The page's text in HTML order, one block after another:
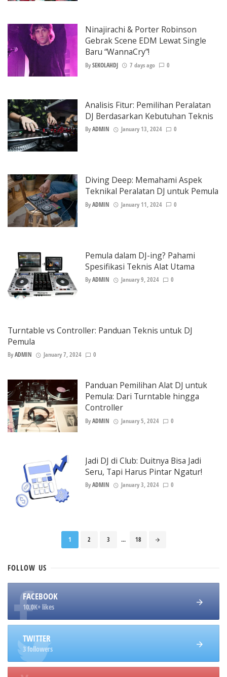
Ninajirachi & Porter Robinson
Gebrak Scene EDM Lewat Single
Baru “WannaCry”!
BySEKOLAHDJ 7 days ago 0
Analisis Fitur: Pemilihan Peralatan
DJ Berdasarkan Kebutuhan Teknis
ByADMIN January 13, 2024 0
Diving Deep: Memahami Aspek
Teknikal Peralatan DJ untuk Pemula
ByADMIN January 11, 2024 0
Pemula dalam DJ-ing? Pahami
Spesifikasi Teknis Alat Utama
ByADMIN January 9, 2024 0
Turntable vs Controller: Panduan Teknis untuk DJ
Pemula
ByADMIN January 7, 2024 0
Panduan Pemilihan Alat DJ untuk
Pemula: Dari Turntable hingga
Controller
ByADMIN January 5, 2024 0
Jadi DJ di Club: Duitnya Bisa Jadi
Seru, Tapi Harus Pintar Ngatur!
ByADMIN January 3, 2024 0
1 2 3 ... 18
FOLLOW US
FACEBOOK
10.0K+ likes
TWITTER
3 followers